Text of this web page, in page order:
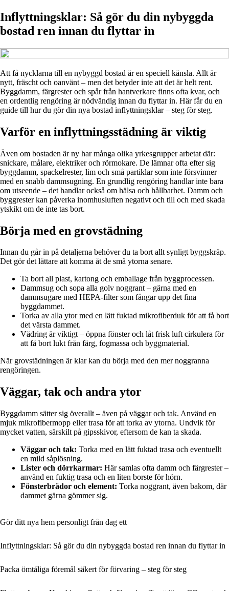
Inflyttningsklar: Så gör du din nybyggda
bostad ren innan du flyttar in
Att få nycklarna till en nybyggd bostad är en speciell känsla. Allt är
nytt, fräscht och oanvänt – men det betyder inte att det är helt rent.
Byggdamm, färgrester och spår från hantverkare finns ofta kvar, och
en ordentlig rengöring är nödvändig innan du flyttar in. Här får du en
guide till hur du gör din nya bostad inflyttningsklar – steg för steg.
Varför en inflyttningsstädning är viktig
Även om bostaden är ny har många olika yrkesgrupper arbetat där:
snickare, målare, elektriker och rörmokare. De lämnar ofta efter sig
byggdamm, spackelrester, lim och små partiklar som inte försvinner
med en snabb dammsugning. En grundlig rengöring handlar inte bara
om utseende – det handlar också om hälsa och hållbarhet. Damm och
byggrester kan påverka inomhusluften negativt och till och med skada
ytskikt om de inte tas bort.
Börja med en grovstädning
Innan du går in på detaljerna behöver du ta bort allt synligt byggskräp.
Det gör det lättare att komma åt de små ytorna senare.
Ta bort all plast, kartong och emballage från byggprocessen.
Dammsug och sopa alla golv noggrant – gärna med en
dammsugare med HEPA-filter som fångar upp det fina
byggdammet.
Torka av alla ytor med en lätt fuktad mikrofiberduk för att få bort
det värsta dammet.
Vädring är viktigt – öppna fönster och låt frisk luft cirkulera för
att få bort lukt från färg, fogmassa och byggmaterial.
När grovstädningen är klar kan du börja med den mer noggranna
rengöringen.
Väggar, tak och andra ytor
Byggdamm sätter sig överallt – även på väggar och tak. Använd en
mjuk mikrofibermopp eller trasa för att torka av ytorna. Undvik för
mycket vatten, särskilt på gipsskivor, eftersom de kan ta skada.
Väggar och tak: Torka med en lätt fuktad trasa och eventuellt
en mild såplösning.
Lister och dörrkarmar: Här samlas ofta damm och färgrester –
använd en fuktig trasa och en liten borste för hörn.
Fönsterbrädor och element: Torka noggrant, även bakom, där
dammet gärna gömmer sig.
Gör ditt nya hem personligt från dag ett
Inflyttningsklar: Så gör du din nybyggda bostad ren innan du flyttar in
Packa ömtåliga föremål säkert för förvaring – steg för steg